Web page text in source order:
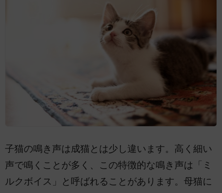
子猫の鳴き声は成猫とは少し違います。高く細い
声で鳴くことが多く、この特徴的な鳴き声は「ミ
ルクボイス」と呼ばれることがあります。母猫に